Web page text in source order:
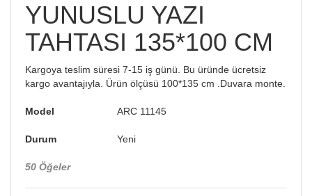
YUNUSLU YAZI
TAHTASI 135*100 CM
Kargoya teslim süresi 7-15 iş günü. Bu üründe ücretsiz
kargo avantajıyla. Ürün ölçüsü 100*135 cm .Duvara monte.
Model ARC 11145
Durum Yeni
50 Öğeler